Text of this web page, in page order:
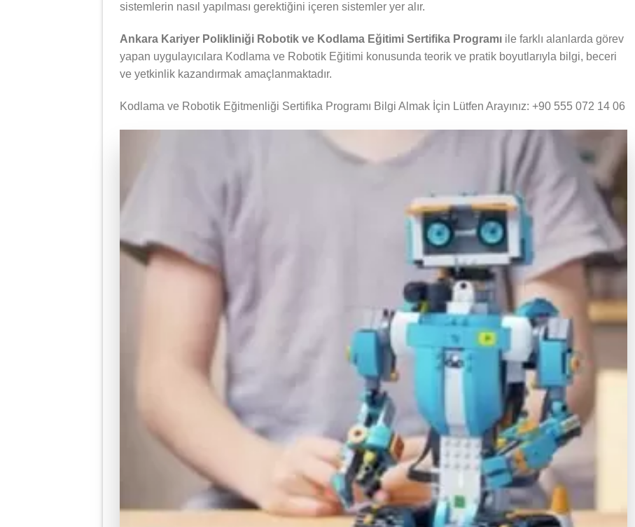
sistemlerin nasıl yapılması gerektiğini içeren sistemler yer alır.
Ankara Kariyer Polikliniği Robotik ve Kodlama Eğitimi Sertifika Programı ile farklı alanlarda görev
yapan uygulayıcılara Kodlama ve Robotik Eğitimi konusunda teorik ve pratik boyutlarıyla bilgi, beceri
ve yetkinlik kazandırmak amaçlanmaktadır.
Kodlama ve Robotik Eğitmenliği Sertifika Programı Bilgi Almak İçin Lütfen Arayınız: +90 555 072 14 06